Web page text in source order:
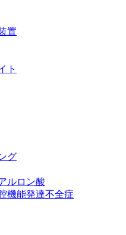
置
ト
グ
ルロン酸
機能発達不全症